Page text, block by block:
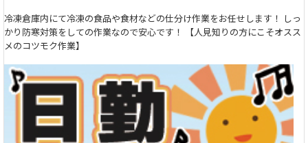
冷凍倉庫内にて冷凍の食品や食材などの仕分け作業をお任せします！ しっ
かり防寒対策をしての作業なので安心です！ 【人見知りの方にこそオスス
メのコツモク作業】